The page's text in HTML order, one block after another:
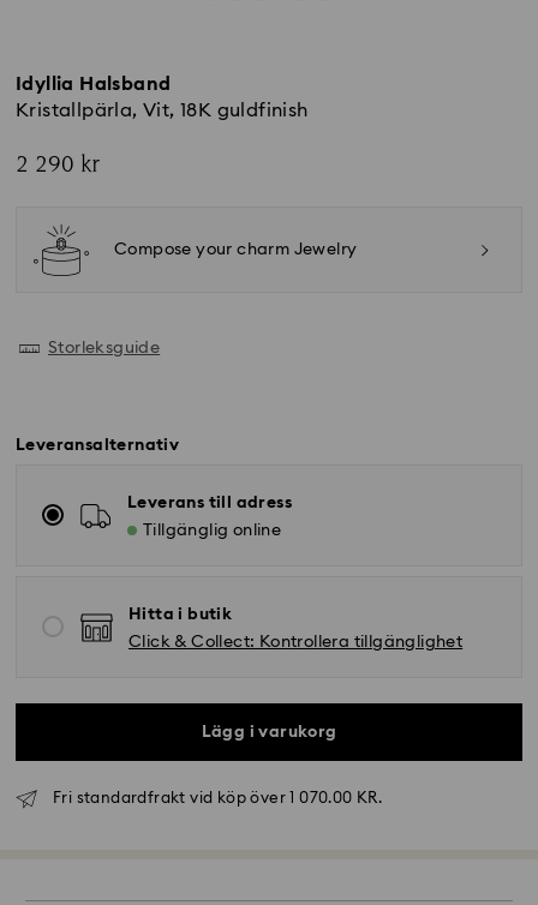
Idyllia Halsband
Kristallpärla, Vit, 18K guldfinish
2 290 kr
Compose your charm Jewelry
Storleksguide
Leveransalternativ
Leverans till adress
Tillgänglig online
Hitta i butik
Click & Collect: Kontrollera tillgänglighet
Lägg i varukorg
Fri standardfrakt vid köp över 1 070.00 KR.